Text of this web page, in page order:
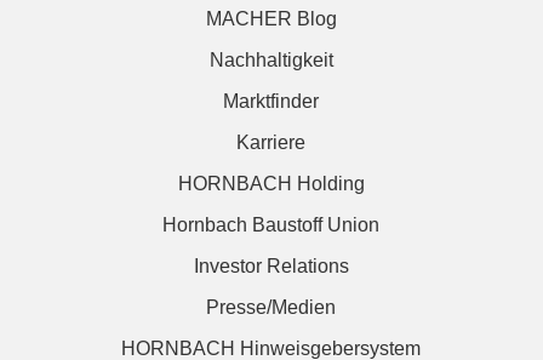
MACHER Blog
Nachhaltigkeit
Marktfinder
Karriere
HORNBACH Holding
Hornbach Baustoff Union
Investor Relations
Presse/Medien
HORNBACH Hinweisgebersystem